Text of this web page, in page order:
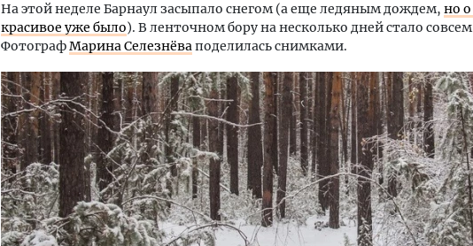
На этой неделе Барнаул засыпало снегом (а еще ледяным дождем, но
красивое уже было). В ленточном бору на несколько дней стало
ФотографМарина Селезнёваподелилась снимками.